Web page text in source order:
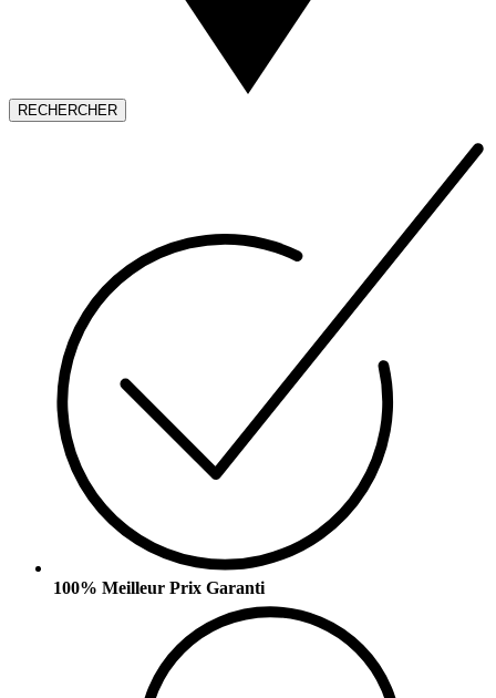
RECHERCHER
100% Meilleur Prix Garanti